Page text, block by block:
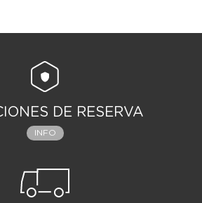
DE RESERVA
INFO